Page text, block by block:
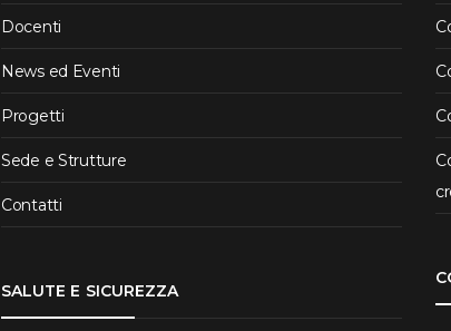
Docenti
News ed Eventi
Progetti
Sede e Strutture
Contatti
SALUTE E SICUREZZA